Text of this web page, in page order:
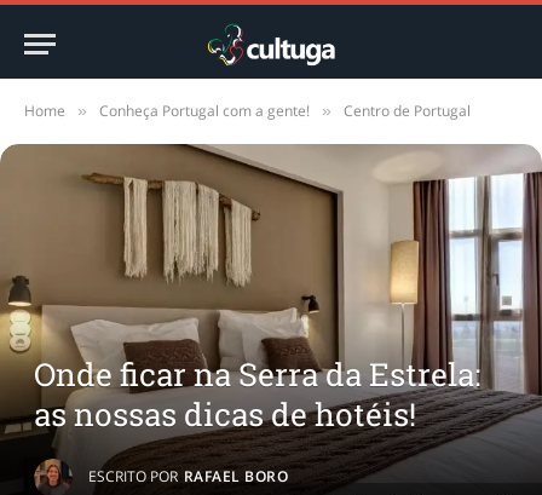
Home » Conheça Portugal com a gente! » Centro de Portugal
Onde ficar na Serra da Estrela:
as nossas dicas de hotéis!
ESCRITO POR RAFAEL BORO